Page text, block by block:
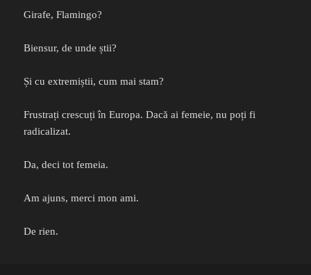
Girafe, Flamingo?
Biensur, de unde știi?
Și cu extremiștii, cum mai stam?
Frustrați crescuți în Europa. Dacă ai femeie, nu poți fi
radicalizat.
Da, deci tot femeia.
Am ajuns, merci mon ami.
De rien.